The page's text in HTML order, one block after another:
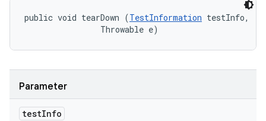
public void tearDown (TestInformation testInfo,
                Throwable e)
Parameter
testInfo